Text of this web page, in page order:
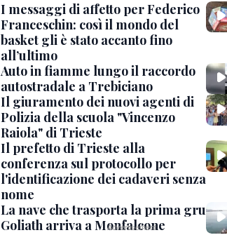
I messaggi di affetto per Federico
Franceschin: così il mondo del
basket gli è stato accanto fino
all’ultimo
Auto in fiamme lungo il raccordo
autostradale a Trebiciano
Il giuramento dei nuovi agenti di
Polizia della scuola "Vincenzo
Raiola" di Trieste
Il prefetto di Trieste alla
conferenza sul protocollo per
l'identificazione dei cadaveri senza
nome
La nave che trasporta la prima gru
Goliath arriva a Monfalcone